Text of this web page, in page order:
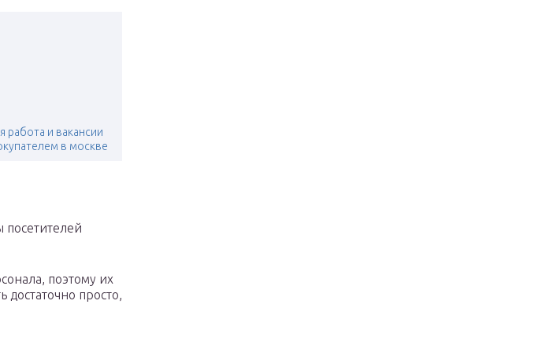
работа и вакансии
в москве
поэтому их
просто,